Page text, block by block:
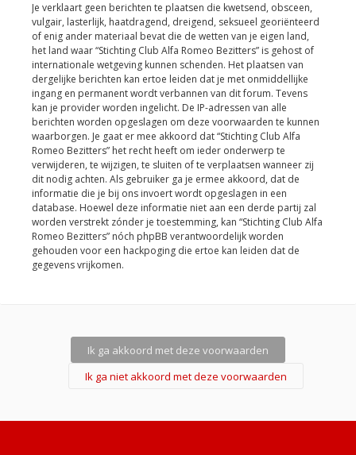
Je verklaart geen berichten te plaatsen die kwetsend, obsceen,
vulgair, lasterlijk, haatdragend, dreigend, seksueel georiënteerd
of enig ander materiaal bevat die de wetten van je eigen land,
het land waar “Stichting Club Alfa Romeo Bezitters” is gehost of
internationale wetgeving kunnen schenden. Het plaatsen van
dergelijke berichten kan ertoe leiden dat je met onmiddellijke
ingang en permanent wordt verbannen van dit forum. Tevens
kan je provider worden ingelicht. De IP-adressen van alle
berichten worden opgeslagen om deze voorwaarden te kunnen
waarborgen. Je gaat er mee akkoord dat “Stichting Club Alfa
Romeo Bezitters” het recht heeft om ieder onderwerp te
verwijderen, te wijzigen, te sluiten of te verplaatsen wanneer zij
dit nodig achten. Als gebruiker ga je ermee akkoord, dat de
informatie die je bij ons invoert wordt opgeslagen in een
database. Hoewel deze informatie niet aan een derde partij zal
worden verstrekt zónder je toestemming, kan “Stichting Club Alfa
Romeo Bezitters” nóch phpBB verantwoordelijk worden
gehouden voor een hackpoging die ertoe kan leiden dat de
gegevens vrijkomen.